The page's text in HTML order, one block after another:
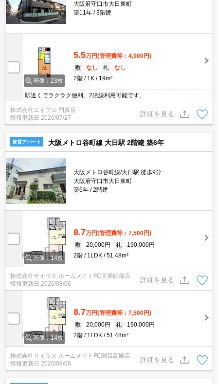
大阪府守口市大日東町
築11年
3階建
画像：23枚
5.5万円(管理費等：4,000円)
敷
なし 礼
なし
2階
1K 19m²
駅近くでラクラク便利。2沿線利用可能です。
株式会社エイブル 門真店
情報更新日 2026/07/27
詳細を見る
賃貸アパート 大阪メトロ谷町線 大日駅 2階建 築6年
大阪メトロ谷町線/大日駅 徒歩9分
大阪府守口市大日東町
築6年
2階建
画像：14枚
8.7万円(管理費等：7,500円)
敷
20,000円 礼
190,000円
2階
1LDK 51.48m²
株式会社サイラス ホームメイトFC天満駅前店
情報更新日 2026/08/06
詳細を見る
画像：14枚
8.7万円(管理費等：7,500円)
敷
20,000円 礼
190,000円
2階
1LDK 51.48m²
株式会社サイラス ホームメイトFC関目高殿店
情報更新日 2026/08/06
詳細を見る